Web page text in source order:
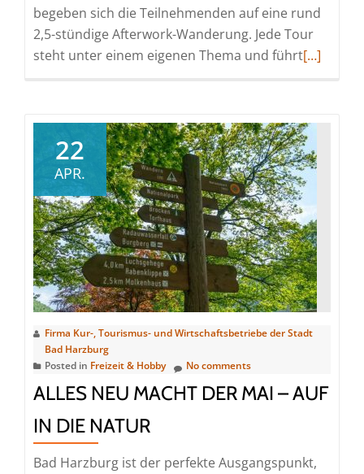
begeben sich die Teilnehmenden auf eine rund
2,5-stündige Afterwork-Wanderung. Jede Tour
steht unter einem eigenen Thema und führtRead
Mai
[…]
22
APR.
Firma Kur-, Tourismus- und Wirtschaftsbetriebe der Stadt
Bad Harzburg
Posted in Freizeit & Hobby No comments
ALLES NEU MACHT DER MAI – AUF
IN DIE NATUR
Bad Harzburg ist der perfekte Ausgangspunkt,